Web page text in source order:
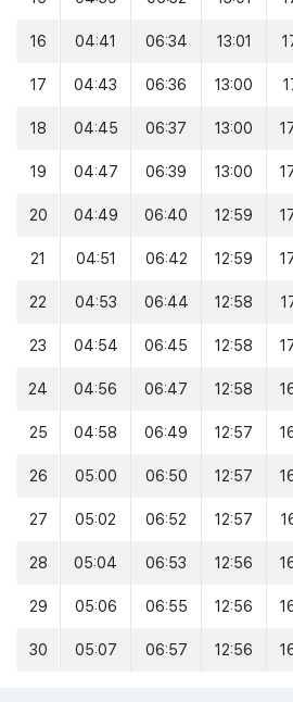
16 04:41 06:34 13:01
17 04:43 06:36 13:00
18 04:45 06:37 13:00
19 04:47 06:39 13:00
20 04:49 06:40 12:59
21 04:51 06:42 12:59
22 04:53 06:44 12:58
23 04:54 06:45 12:58
24 04:56 06:47 12:58
25 04:58 06:49 12:57
26 05:00 06:50 12:57
27 05:02 06:52 12:57
28 05:04 06:53 12:56
29 05:06 06:55 12:56
30 05:07 06:57 12:56